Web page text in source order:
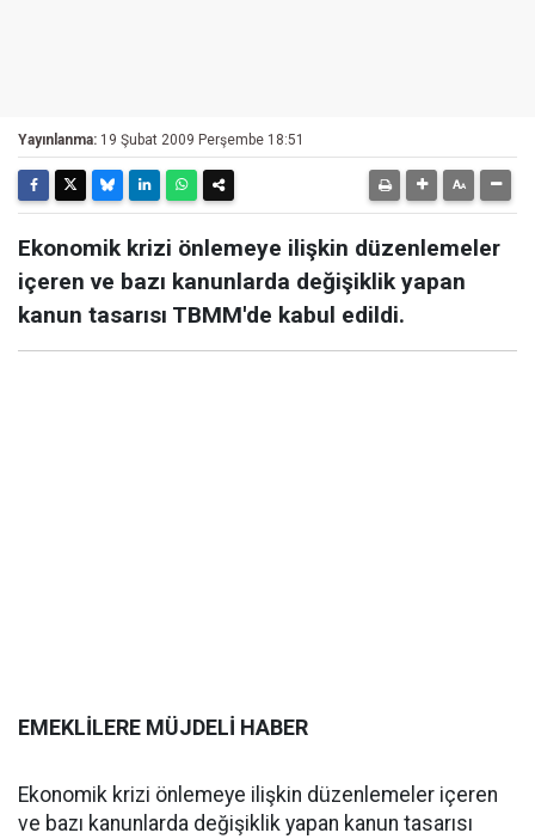
Yayınlanma: 19 Şubat 2009 Perşembe 18:51
Ekonomik krizi önlemeye ilişkin düzenlemeler
içeren ve bazı kanunlarda değişiklik yapan
kanun tasarısı TBMM'de kabul edildi.
EMEKLİLERE MÜJDELİ HABER
Ekonomik krizi önlemeye ilişkin düzenlemeler içeren
ve bazı kanunlarda değişiklik yapan kanun tasarısı